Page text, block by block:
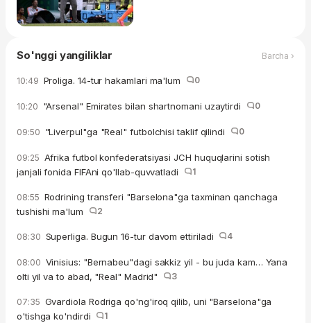
So'nggi yangiliklar Barcha ›
10:49 Proliga. 14-tur hakamlari ma'lum 0
10:20 "Arsenal" Emirates bilan shartnomani uzaytirdi 0
09:50 "Liverpul"ga "Real" futbolchisi taklif qilindi 0
09:25 Afrika futbol konfederatsiyasi JCH huquqlarini sotish
janjali fonida FIFAni qo'llab-quvvatladi
1
08:55 Rodrining transferi "Barselona"ga taxminan qanchaga
tushishi ma'lum
2
08:30 Superliga. Bugun 16-tur davom ettiriladi 4
08:00 Vinisius: "Bernabeu"dagi sakkiz yil - bu juda kam… Yana
olti yil va to abad, "Real" Madrid"
3
07:35 Gvardiola Rodriga qo'ng'iroq qilib, uni "Barselona"ga
o'tishga ko'ndirdi
1